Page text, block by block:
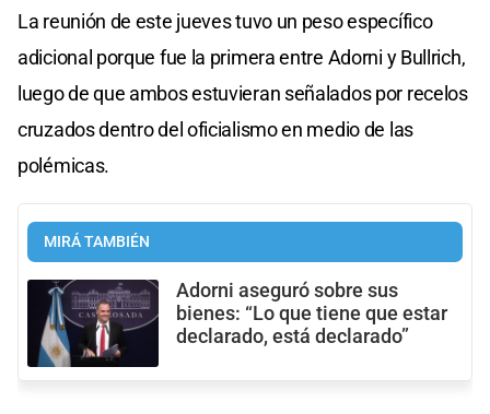
La reunión de este jueves tuvo un peso específico
adicional porque fue la primera entre Adorni y Bullrich,
luego de que ambos estuvieran señalados por recelos
cruzados dentro del oficialismo en medio de las
polémicas.
MIRÁ TAMBIÉN
Adorni aseguró sobre sus
bienes: “Lo que tiene que estar
declarado, está declarado”